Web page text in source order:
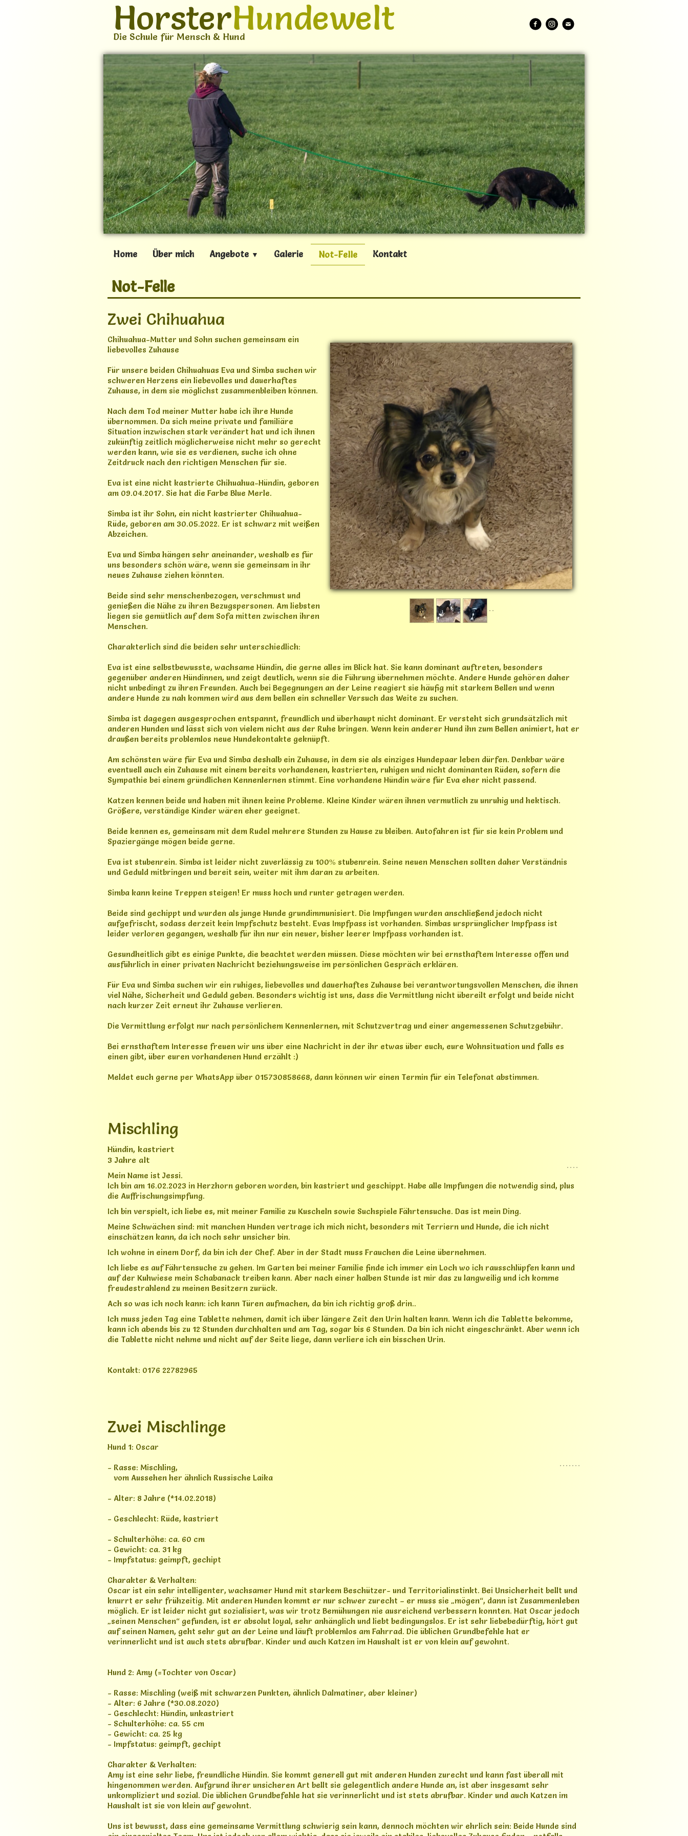
HorsterHundewelt
Die Schule für Mensch & Hund
Home Über mich Angebote ▼ Galerie Not-Felle Kontakt
Not-Felle
Zwei Chihuahua
Chihuahua-Mutter und Sohn suchen gemeinsam ein
liebevolles Zuhause
Für unsere beiden Chihuahuas Eva und Simba suchen wir
schweren Herzens ein liebevolles und dauerhaftes
Zuhause, in dem sie möglichst zusammenbleiben können.
Nach dem Tod meiner Mutter habe ich ihre Hunde
Situation inzwischen stark verändert hat und ich ihnen
zukünftig zeitlich möglicherweise nicht mehr so gerecht
Zeitdruck nach den richtigen Menschen für sie.
am 09.04.2017. Sie hat die Farbe Blue Merle.
Simba ist ihr Sohn, ein nicht kastrierter Chihuahua-
Rüde, geboren am 30.05.2022. Er ist schwarz mit weißen
Abzeichen.
Eva und Simba hängen sehr aneinander, weshalb es für
uns besonders schön wäre, wenn sie gemeinsam in ihr
neues Zuhause ziehen könnten.
Beide sind sehr menschenbezogen, verschmust und
genießen die Nähe zu ihren Bezugspersonen. Am liebsten
liegen sie gemütlich auf dem Sofa mitten zwischen ihren
Menschen.
Charakterlich sind die beiden sehr unterschiedlich:
Eva ist eine selbstbewusste, wachsame Hündin, die gerne alles im Blick hat. Sie kann dominant auftreten, besonders
gegenüber anderen Hündinnen, und zeigt deutlich, wenn sie die Führung übernehmen möchte. Andere Hunde gehören daher
nicht unbedingt zu ihren Freunden. Auch bei Begegnungen an der Leine reagiert sie häufig mit starkem Bellen und wenn
andere Hunde zu nah kommen wird aus dem bellen ein schneller Versuch das Weite zu suchen.
Simba ist dagegen ausgesprochen entspannt, freundlich und überhaupt nicht dominant. Er versteht sich grundsätzlich mit
anderen Hunden und lässt sich von vielem nicht aus der Ruhe bringen. Wenn kein anderer Hund ihn zum Bellen animiert, hat er
draußen bereits problemlos neue Hundekontakte geknüpft.
Am schönsten wäre für Eva und Simba deshalb ein Zuhause, in dem sie als einziges Hundepaar leben dürfen. Denkbar wäre
eventuell auch ein Zuhause mit einem bereits vorhandenen, kastrierten, ruhigen und nicht dominanten Rüden, sofern die
Sympathie bei einem gründlichen Kennenlernen stimmt. Eine vorhandene Hündin wäre für Eva eher nicht passend.
Katzen kennen beide und haben mit ihnen keine Probleme. Kleine Kinder wären ihnen vermutlich zu unruhig und hektisch.
Größere, verständige Kinder wären eher geeignet.
Beide kennen es, gemeinsam mit dem Rudel mehrere Stunden zu Hause zu bleiben. Autofahren ist für sie kein Problem und
Spaziergänge mögen beide gerne.
Eva ist stubenrein. Simba ist leider nicht zuverlässig zu 100% stubenrein. Seine neuen Menschen sollten daher Verständnis
und Geduld mitbringen und bereit sein, weiter mit ihm daran zu arbeiten.
Simba kann keine Treppen steigen! Er muss hoch und runter getragen werden.
Beide sind gechippt und wurden als junge Hunde grundimmunisiert. Die Impfungen wurden anschließend jedoch nicht
aufgefrischt, sodass derzeit kein Impfschutz besteht. Evas Impfpass ist vorhanden. Simbas ursprünglicher Impfpass ist
leider verloren gegangen, weshalb für ihn nur ein neuer, bisher leerer Impfpass vorhanden ist.
Gesundheitlich gibt es einige Punkte, die beachtet werden müssen. Diese möchten wir bei ernsthaftem Interesse offen und
ausführlich in einer privaten Nachricht beziehungsweise im persönlichen Gespräch erklären.
Für Eva und Simba suchen wir ein ruhiges, liebevolles und dauerhaftes Zuhause bei verantwortungsvollen Menschen, die ihnen
viel Nähe, Sicherheit und Geduld geben. Besonders wichtig ist uns, dass die Vermittlung nicht übereilt erfolgt und beide nicht
nach kurzer Zeit erneut ihr Zuhause verlieren.
Die Vermittlung erfolgt nur nach persönlichem Kennenlernen, mit Schutzvertrag und einer angemessenen Schutzgebühr.
Bei ernsthaftem Interesse freuen wir uns über eine Nachricht in der ihr etwas über euch, eure Wohnsituation und falls es
einen gibt, über euren vorhandenen Hund erzählt :)
Meldet euch gerne per WhatsApp über 015730858668, dann können wir einen Termin für ein Telefonat abstimmen.
Mischling
Hündin, kastriert
3 Jahre alt
Mein Name ist Jessi.
Ich bin am 16.02.2023 in Herzhorn geboren worden, bin kastriert und geschippt. Habe alle Impfungen die notwendig sind, plus
Ich bin verspielt, ich liebe es, mit meiner Familie zu Kuscheln sowie Suchspiele Fährtensuche. Das ist mein Ding.
Meine Schwächen sind: mit manchen Hunden vertrage ich mich nicht, besonders mit Terriern und Hunde, die ich nicht
einschätzen kann, da ich noch sehr unsicher bin.
Ich wohne in einem Dorf, da bin ich der Chef. Aber in der Stadt muss Frauchen die Leine übernehmen.
Ach so was ich noch kann: ich kann Türen aufmachen, da bin ich richtig groß drin..
Ich muss jeden Tag eine Tablette nehmen, damit ich über längere Zeit den Urin halten kann. Wenn ich die Tablette bekomme,
kann ich abends bis zu 12 Stunden durchhalten und am Tag, sogar bis 6 Stunden. Da bin ich nicht eingeschränkt. Aber wenn ich
die Tablette nicht nehme und nicht auf der Seite liege, dann verliere ich ein bisschen Urin.
Kontakt: 0176 22782965
Zwei Mischlinge
Hund 1: Oscar
- Rasse: Mischling,
vom Aussehen her ähnlich Russische Laika
- Alter: 8 Jahre (*14.02.2018)
- Geschlecht: Rüde, kastriert
- Gewicht: ca. 31 kg
knurrt er sehr frühzeitig. Mit anderen Hunden kommt er nur schwer zurecht – er muss sie „mögen“, dann ist Zusammenleben
möglich. Er ist leider nicht gut sozialisiert, was wir trotz Bemühungen nie ausreichend verbessern konnten. Hat Oscar jedoch
„seinen Menschen“ gefunden, ist er absolut loyal, sehr anhänglich und liebt bedingungslos. Er ist sehr liebebedürftig, hört gut
auf seinen Namen, geht sehr gut an der Leine und läuft problemlos am Fahrrad. Die üblichen Grundbefehle hat er
verinnerlicht und ist auch stets abrufbar. Kinder und auch Katzen im Haushalt ist er von klein auf gewohnt.
Hund 2: Amy (=Tochter von Oscar)
- Rasse: Mischling (weiß mit schwarzen Punkten, ähnlich Dalmatiner, aber kleiner)
- Alter: 6 Jahre (*30.08.2020)
- Geschlecht: Hündin, unkastriert
- Schulterhöhe: ca. 55 cm
- Gewicht: ca. 25 kg
- Impfstatus: geimpft, gechipt
Charakter & Verhalten:
Amy ist eine sehr liebe, freundliche Hündin. Sie kommt generell gut mit anderen Hunden zurecht und kann fast überall mit
hingenommen werden. Aufgrund ihrer unsicheren Art bellt sie gelegentlich andere Hunde an, ist aber insgesamt sehr
unkompliziert und sozial. Die üblichen Grundbefehle hat sie verinnerlicht und ist stets abrufbar. Kinder und auch Katzen im
Haushalt ist sie von klein auf gewohnt.
Uns ist bewusst, dass eine gemeinsame Vermittlung schwierig sein kann, dennoch möchten wir ehrlich sein: Beide Hunde sind
auch getrennt, wenn es ihrem Wohl dient.
Wir wünschen uns für Oscar idealerweise hundeerfahrene Menschen mit Ruhe, Klarheit und Verständnis für seine
Eigenschaften. Für Amy wünschen wir uns einfach ein liebevolles, stabiles Zuhause.
Kontakt: J. Melzer, Tel: 0174-3025967
Kontakt
0172 9292920
info@horster-hundewelt.de
Mühlenweg 25
25358 Horst/Holstein
Impressum
Datenschutz
© Copyright HorsterHundewelt. Alle Rechte vorbehalten.